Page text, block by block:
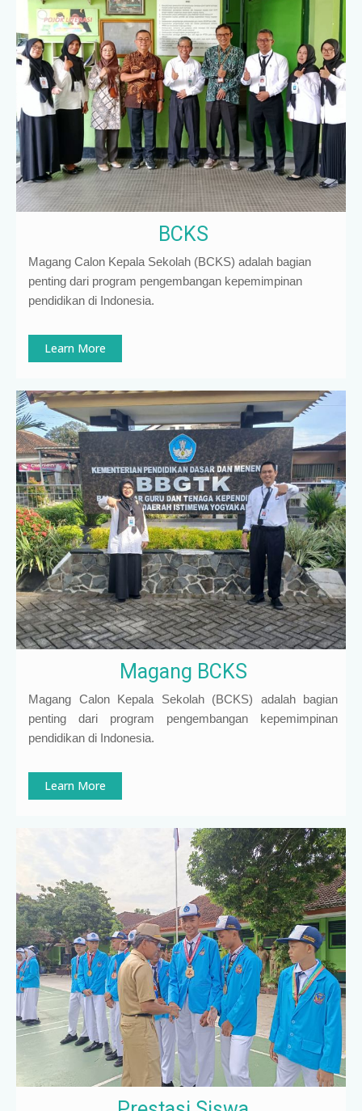
BCKS
Magang Calon Kepala Sekolah (BCKS) adalah bagian
penting dari program pengembangan kepemimpinan
pendidikan di Indonesia.
Learn More
Magang BCKS
Magang Calon Kepala Sekolah (BCKS) adalah bagian
penting dari program pengembangan kepemimpinan
pendidikan di Indonesia.
Learn More